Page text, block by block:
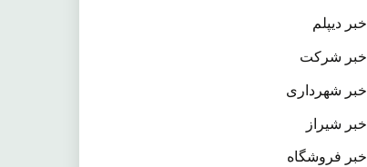
خبر دیپلم
خبر شرکت
خبر شهرداری
خبر شیراز
خبر فروشگاه